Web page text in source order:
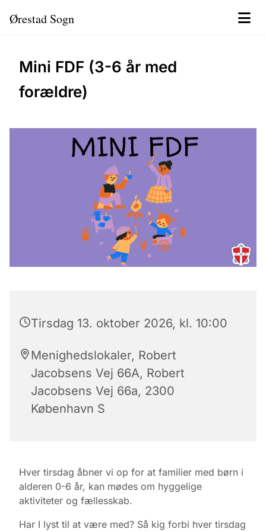
Ørestad Sogn
Mini FDF (3-6 år med
forældre)
Tirsdag 13. oktober 2026, kl. 10:00
Menighedslokaler, Robert
Jacobsens Vej 66A, Robert
Jacobsens Vej 66a, 2300
København S
Hver tirsdag åbner vi op for at familier med børn i
alderen 0-6 år, kan mødes om hyggelige
aktiviteter og fællesskab.
Har I lyst til at være med? Så kig forbi hver tirsdag